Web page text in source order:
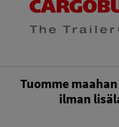
Tuomme
ilman